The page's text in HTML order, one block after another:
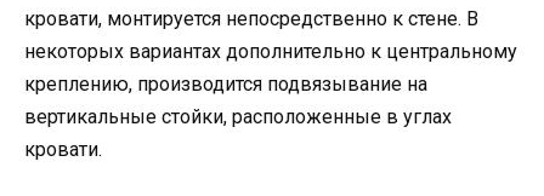
кровати, монтируется непосредственно к стене. В
некоторых вариантах дополнительно к центральному
креплению, производится подвязывание на
вертикальные стойки, расположенные в углах
кровати.